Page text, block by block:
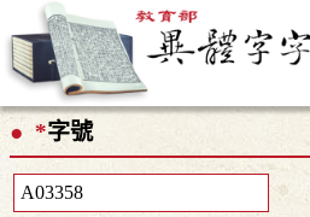
最新消息
*字號